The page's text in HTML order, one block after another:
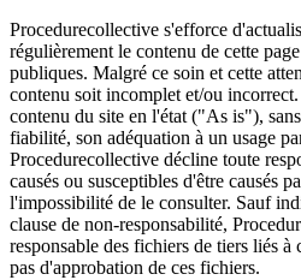
Procedurecollective s'efforce
régulièrement le contenu de cette
publiques. Malgré ce soin et cette
contenu soit incomplet et/ou
contenu du site en l'état ("As is"),
fiabilité, son adéquation à un usage
Procedurecollective décline toute
causés ou susceptibles d'être causés
l'impossibilité de le consulter. Sauf
clause de non-responsabilité,
responsable des fichiers de tiers liés
pas d'approbation de ces fichiers.